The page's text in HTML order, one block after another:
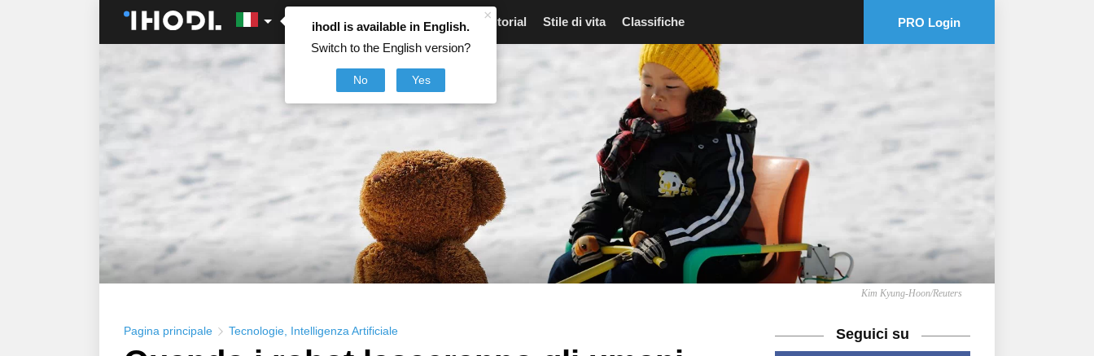
×
ihodl is available in English.
Switch to the English version?
No Yes
Articoli Notizie Tutorial Stile di vita Classifiche PRO Login
Kim Kyung-Hoon/Reuters
Pagina principale Tecnologie Intelligenza Artificiale Seguici su